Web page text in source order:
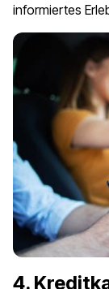
informiertes
4.